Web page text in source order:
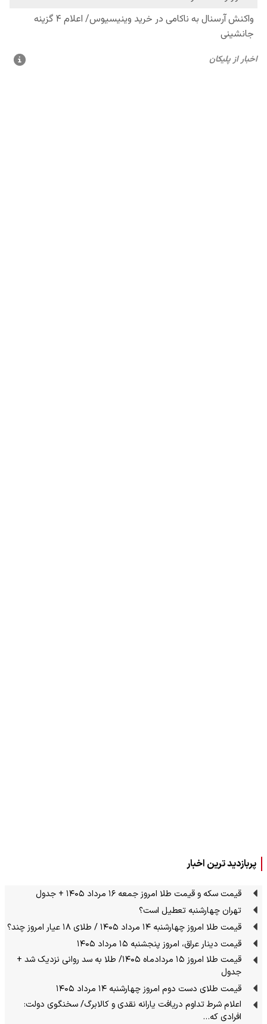
پربازدید ترین اخبار
قیمت سکه و قیمت طلا امروز جمعه ۱۶ مرداد ۱۴۰۵ + جدول
تهران چهارشنبه تعطیل است؟
قیمت طلا امروز چهارشنبه ۱۴ مرداد ۱۴۰۵ / طلای ۱۸ عیار امروز چند؟
قیمت دینار عراق، امروز پنجشنبه ۱۵ مرداد ۱۴۰۵
قیمت طلا امروز ۱۵ مردادماه ۱۴۰۵/ طلا به سد روانی نزدیک شد +
جدول
قیمت طلای دست دوم امروز چهارشنبه ۱۴ مرداد ۱۴۰۵
اعلام شرط تداوم دریافت یارانه نقدی و کالابرگ/ سخنگوی دولت:
افرادی که…